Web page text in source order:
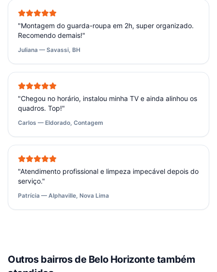
"Montagem do guarda-roupa em 2h, super organizado.
Recomendo demais!"
Juliana — Savassi, BH
"Chegou no horário, instalou minha TV e ainda alinhou os
quadros. Top!"
Carlos — Eldorado, Contagem
"Atendimento profissional e limpeza impecável depois do
serviço."
Patrícia — Alphaville, Nova Lima
Outros bairros de Belo Horizontetambém